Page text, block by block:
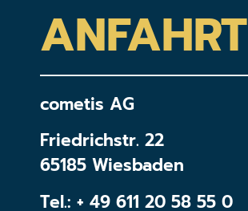
ANFAHRT
cometis AG
Friedrichstr. 22
65185 Wiesbaden
Tel.: + 49 611 20 58 55 0